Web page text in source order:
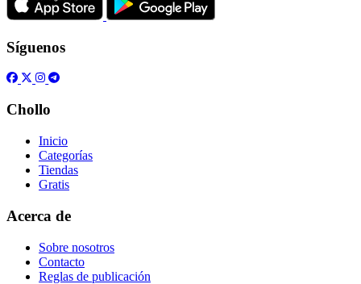
Síguenos
Chollo
Inicio
Categorías
Tiendas
Gratis
Acerca de
Sobre nosotros
Contacto
Reglas de publicación